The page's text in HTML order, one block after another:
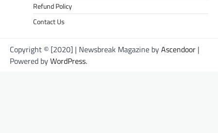
Refund Policy
Contact Us
Copyright © [2020] | Newsbreak Magazine byAscendoor |
Powered byWordPress.